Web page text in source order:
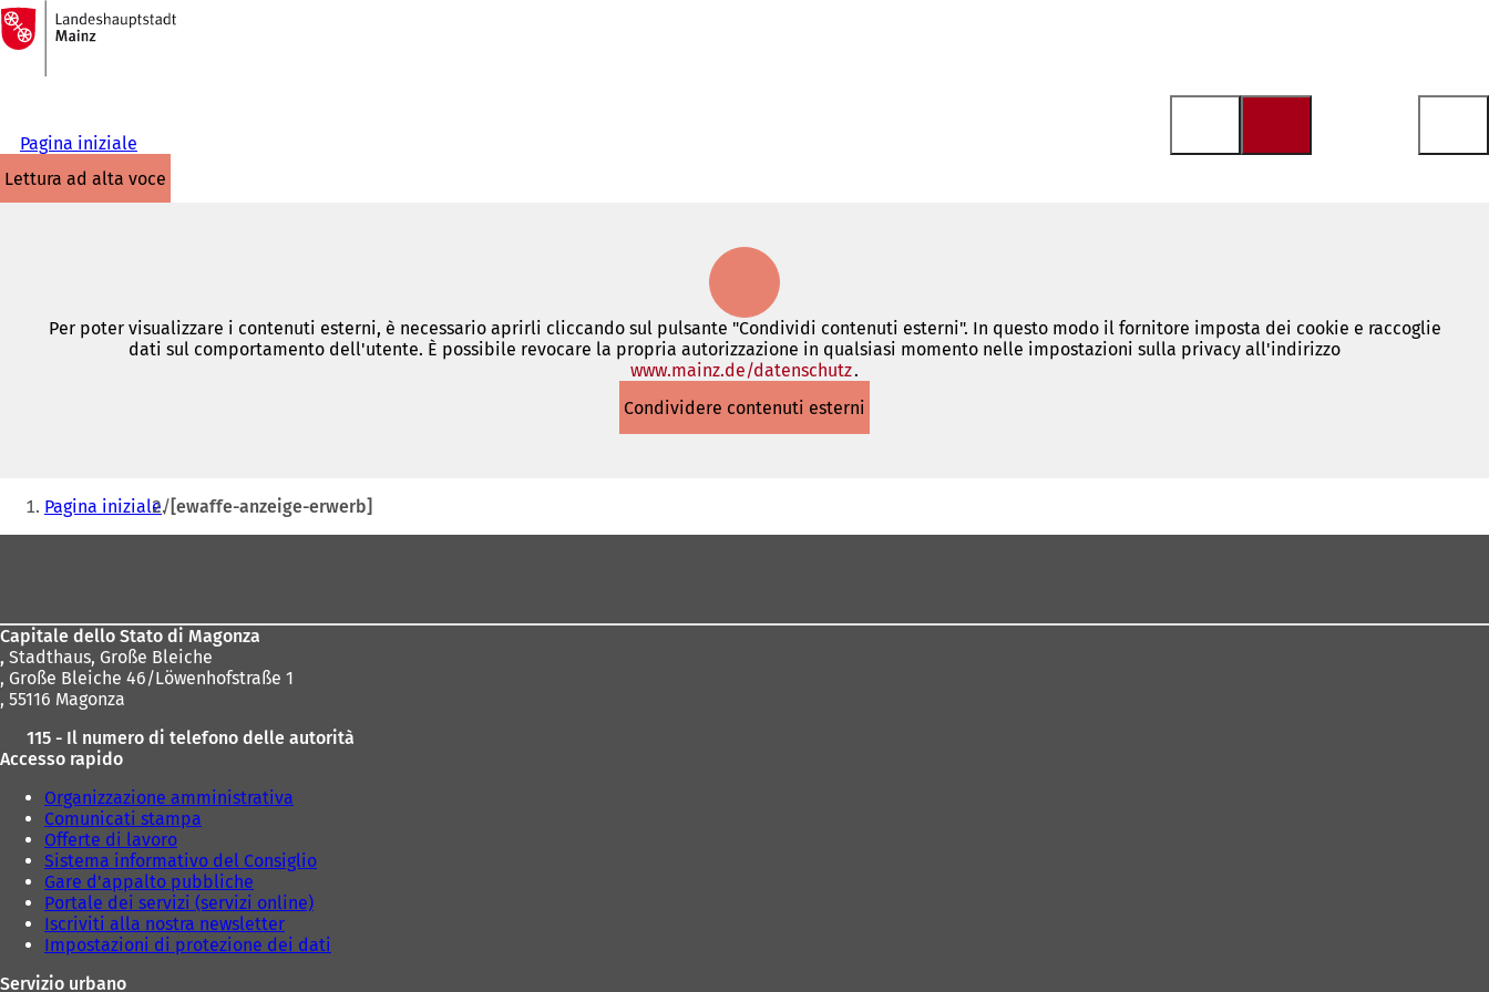
Vai al contenuto
Alla
pagina
iniziale
Pagina iniziale
lettura ad alta voce
Per poter visualizzare i contenuti esterni, è necessario aprirli cliccando sul pulsante "Condividi contenuti esterni". In questo modo il fornitore imposta dei cookie e raccoglie
dati sul comportamento dell'utente. È possibile revocare la propria autorizzazione in qualsiasi momento nelle impostazioni sulla privacy all'indirizzo
www.mainz.de/datenschutz(Si
in
una
.
Condividere contenuti esterni
Siete
qui:
Pagina iniziale [ewaffe-anzeige-erwerb]
Capitale dello Stato di Magonza
, Stadthaus, Große Bleiche
, Große Bleiche 46/Löwenhofstraße 1
, 55116 Magonza
115 - Il numero di telefono delle autorità
Accesso rapido
Organizzazione amministrativa
Comunicati stampa
Offerte di lavoro
Sistema informativo del Consiglio
Gare d'appalto pubbliche
Portale dei servizi (servizi online)
Iscriviti alla nostra newsletter
Impostazioni di protezione dei dati
Servizio urbano